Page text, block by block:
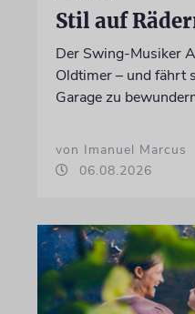
Stil auf
Der Swing-Musiker
Oldtimer – und fährt
Garage zu
von Imanuel Marcus
06.08.2026